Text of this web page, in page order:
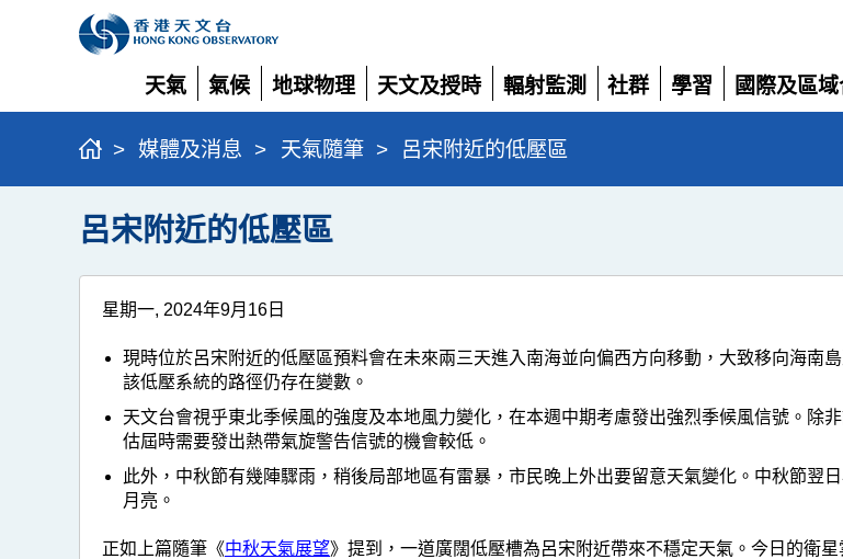
天氣
展
開
氣候
展
開
地球物理
展
開
天文及授時
展
開
輻射監測
展
開
社群
展
學習
展
國際及區
展
> 媒體及消息 > 天氣隨筆 > 呂宋附近的低壓區
呂宋附近的低壓區
星期一, 2024年9月16日
現時位於呂宋附近的低壓區預料會在未來兩三天進入南海並向偏西方向移動，大致移向海南
該低壓系統的路徑仍存在變數。
天文台會視乎東北季候風的強度及本地風力變化，在本週中期考慮發出強烈季候風信號。除
估屆時需要發出熱帶氣旋警告信號的機會較低。
此外，中秋節有幾陣驟雨，稍後局部地區有雷暴，市民晚上外出要留意天氣變化。中秋節翌
月亮。
正如上篇隨筆《中秋天氣展望》提到，一道廣闊低壓槽為呂宋附近帶來不穩定天氣。今日的衛